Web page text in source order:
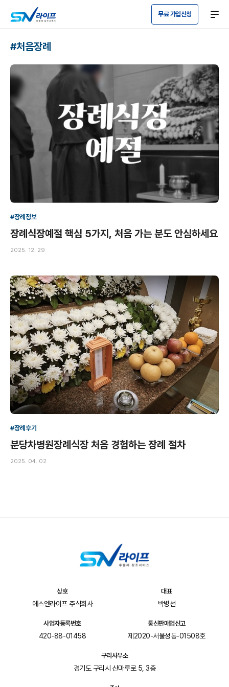
무료 가입신청
#처음장례
#장례정보
장례식장예절 핵심 5가지, 처음 가는 분도 안심하세요
2025. 12. 29
#장례후기
분당차병원장례식장 처음 경험하는 장례 절차
2025. 04. 02
상호
에스엔라이프 주식회사
대표
박병선
사업자등록번호
420-88-01458
통신판매업신고
제2020-서울성동-01508호
구리사무소
경기도 구리시 산마루로 5, 3층